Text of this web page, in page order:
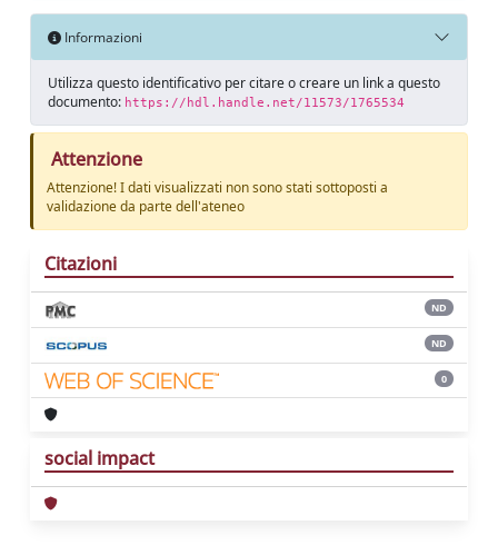
Informazioni
Utilizza questo identificativo per citare o creare un link a questo
documento: https://hdl.handle.net/11573/1765534
Attenzione
Attenzione! I dati visualizzati non sono stati sottoposti a
validazione da parte dell'ateneo
Citazioni
ND
ND
0
social impact